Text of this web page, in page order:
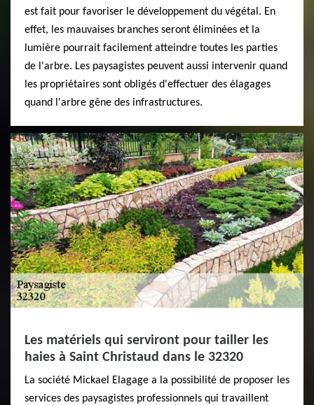
est fait pour favoriser le développement du végétal. En
effet, les mauvaises branches seront éliminées et la
lumière pourrait facilement atteindre toutes les parties
de l'arbre. Les paysagistes peuvent aussi intervenir quand
les propriétaires sont obligés d'effectuer des élagages
quand l'arbre gêne des infrastructures.
Les matériels qui serviront pour tailler les
haies à Saint Christaud dans le 32320
La société Mickael Elagage a la possibilité de proposer les
services des paysagistes professionnels qui travaillent